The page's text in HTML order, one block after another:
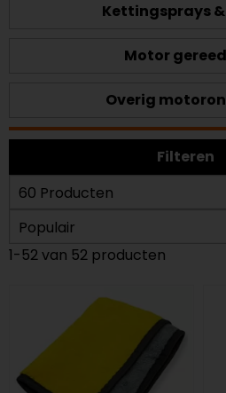
Kettingsprays
Motor
Overig
Filteren
1-52 van 52 producten